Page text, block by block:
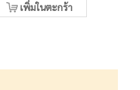
เพิ่มในตะกร้า